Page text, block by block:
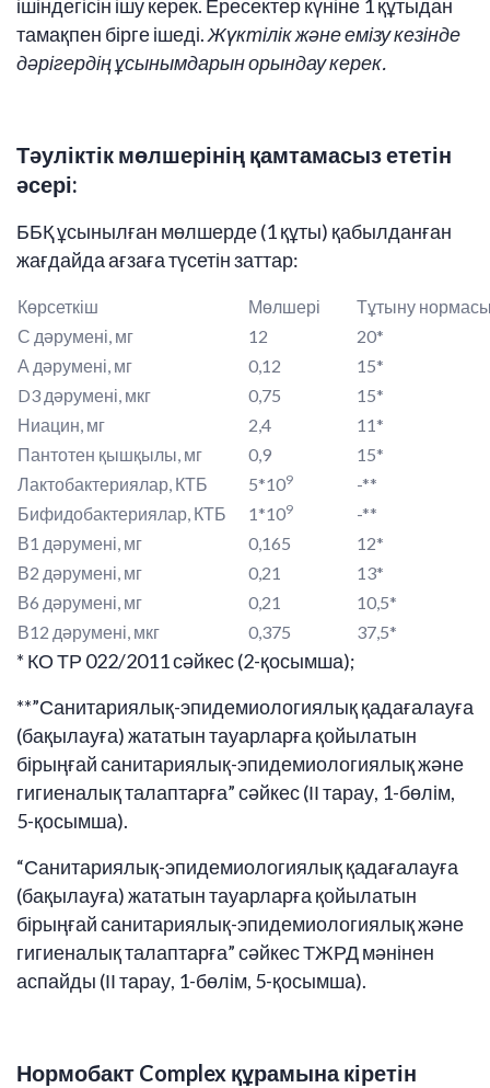
ішіндегісін ішу керек. Ересектер күніне 1 құтыдан
тамақпен бірге ішеді.Жүктілік және емізу кезінде
дәрігердің ұсынымдарын орындау керек.
Тәуліктік мөлшерінің қамтамасыз ететін
әсері:
ББҚ ұсынылған мөлшерде (1 құты) қабылданған
жағдайда ағзаға түсетін заттар:
Көрсеткіш Мөлшері
Тұтыну
С дәрумені, мг
12
20*
А дәрумені, мг
0,12
15*
D3 дәрумені, мкг
0,75
15*
Ниацин, мг
2,4
11*
Пантотен қышқылы, мг
0,9
15*
Лактобактериялар, КТБ
5*109
-**
Бифидобактериялар, КТБ
1*109
-**
В1 дәрумені, мг
0,165
12*
В2 дәрумені, мг
0,21
13*
В6 дәрумені, мг
0,21
10,5*
В12 дәрумені, мкг
0,375 37,5*
* КО ТР 022/2011 сәйкес (2-қосымша);
**”Санитариялық-эпидемиологиялық қадағалауға
(бақылауға) жататын тауарларға қойылатын
бірыңғай санитариялық-эпидемиологиялық және
гигиеналық талаптарға” сәйкес (ІІ тарау, 1-бөлім,
5-қосымша).
“Санитариялық-эпидемиологиялық қадағалауға
(бақылауға) жататын тауарларға қойылатын
бірыңғай санитариялық-эпидемиологиялық және
гигиеналық талаптарға” сәйкес ТЖРД мәнінен
аспайды (ІІ тарау, 1-бөлім, 5-қосымша).
Нормобакт Complex құрамына кіретін